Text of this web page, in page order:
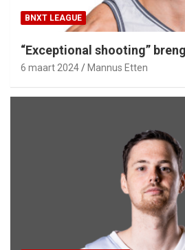
BNXT LEAGUE
“Exceptional shooting”
6 maart 2024 Mannus Etten